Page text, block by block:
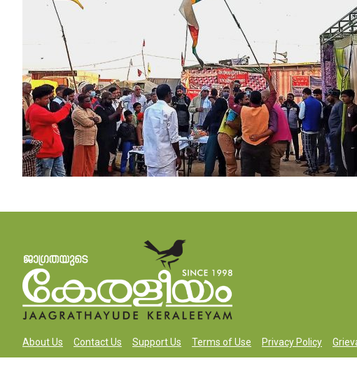
About Us Contact Us Support Us Terms of Use Privacy Policy